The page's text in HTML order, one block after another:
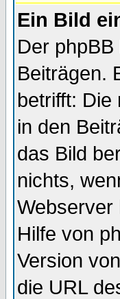
Ein Bild
Der
Beiträgen.
betrifft: Die
in den
das Bild
nichts,
Webserver
Hilfe von
Version
die URL